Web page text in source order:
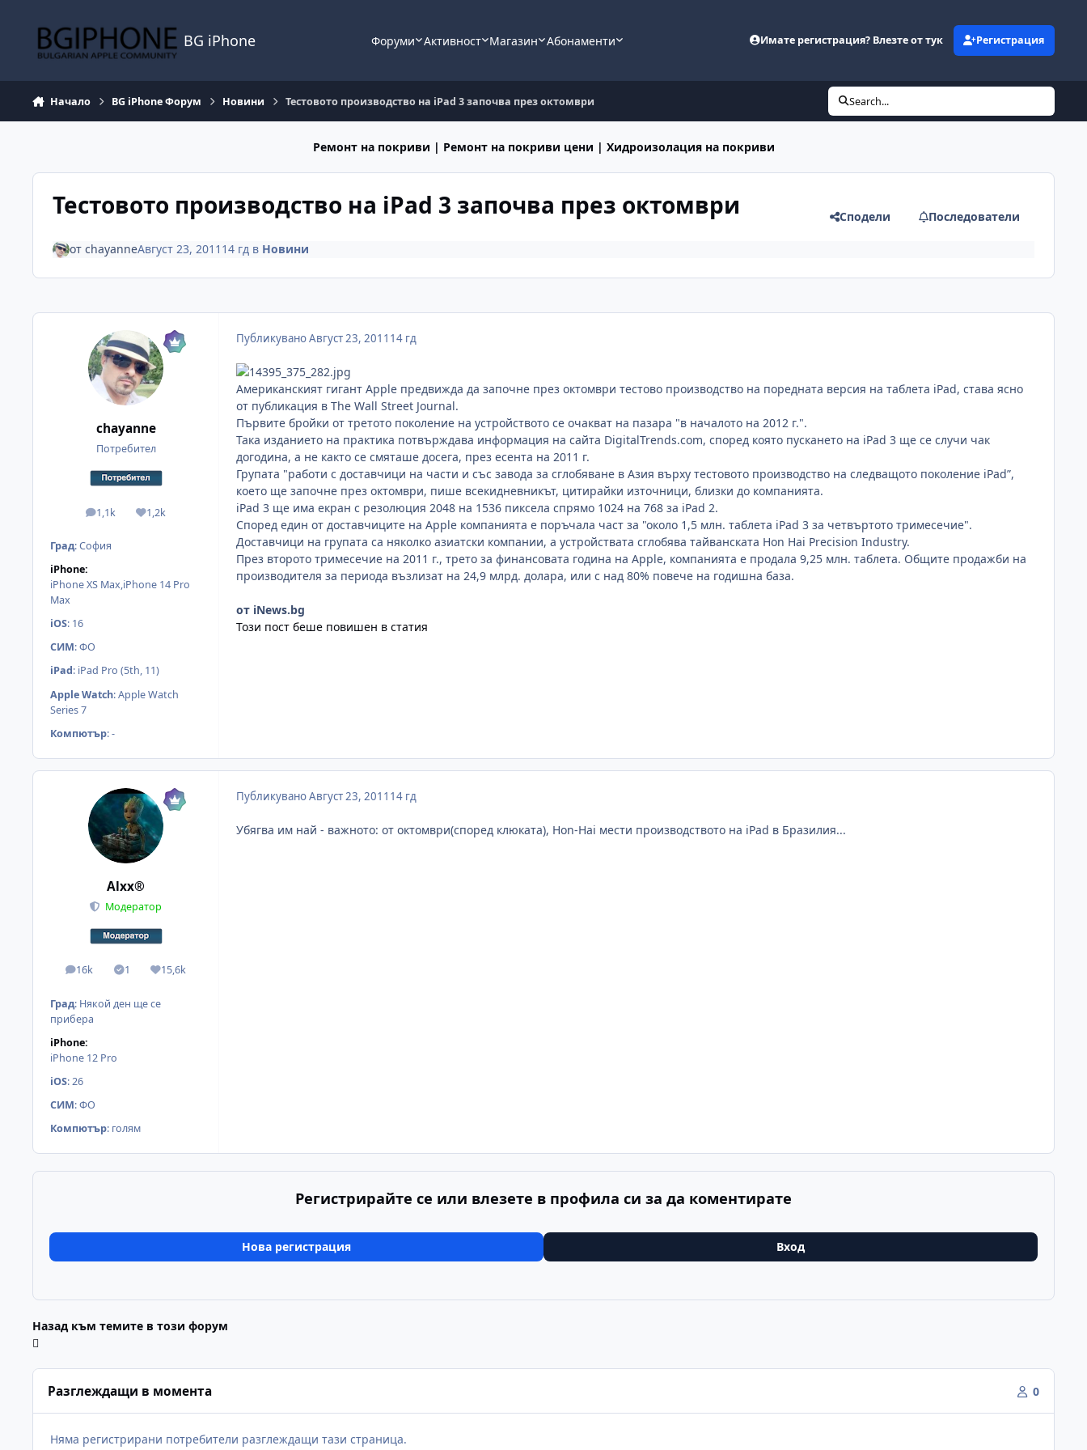
BG iPhone Форуми Активност Магазин Абонаменти Имате регистрация? Влезте от тук Регистрация
Начало BG iPhone Форум Новини Тестовото производство на iPad 3 започва през октомври Search...
Ремонт на покриви | Ремонт на покриви цени | Хидроизолация на покриви
Тестовото производство на iPad 3 започва през октомври Сподели Последователи
от chayanneАвгуст 23, 2011 14 гдв Новини
chayanne
Потребител
1,1k
мнения 1,2k
Reputation
Град:София
iPhone:
iPhone XS Max,iPhone 14 Pro
Max
iOS: 16
СИМ:ФО
iPad: iPad Pro (5th, 11)
Apple Watch:Apple Watch
Series 7
Компютър:-
ПубликуваноАвгуст 23, 2011 14 гд
Американският гигант Apple предвижда да започне през октомври тестово производство на поредната версия на таблета iPad, става ясно
от публикация в The Wall Street Journal.
Първите бройки от третото поколение на устройството се очакват на пазара "в началото на 2012 г.".
Така изданието на практика потвърждава информация на сайта DigitalTrends.com, според която пускането на iPad 3 ще се случи чак
догодина, а не както се смяташе досега, през есента на 2011 г.
Групата "работи с доставчици на части и със завода за сглобяване в Азия върху тестовото производство на следващото поколение iPad”,
което ще започне през октомври, пише всекидневникът, цитирайки източници, близки до компанията.
iPad 3 ще има екран с резолюция 2048 на 1536 пиксела спрямо 1024 на 768 за iPad 2.
Според един от доставчиците на Apple компанията е поръчала част за "около 1,5 млн. таблета iPad 3 за четвъртото тримесечие".
Доставчици на групата са няколко азиатски компании, а устройствата сглобява тайванската Hon Hai Precision Industry.
През второто тримесечие на 2011 г., трето за финансовата година на Apple, компанията е продала 9,25 млн. таблета. Общите продажби на
производителя за периода възлизат на 24,9 млрд. долара, или с над 80% повече на годишна база.
от iNews.bg
Този пост беше повишен в статия
Alxx®
Модератор
16k
мнения 1
Solutions15,6k
Reputation
Град: Някой ден ще се
прибера
iPhone:
iPhone 12 Pro
iOS:26
СИМ:ФО
Компютър: голям
ПубликуваноАвгуст 23, 2011 14 гд
Убягва им най - важното: от октомври(според клюката), Hon-Hai мести производството на iPad в Бразилия...
Регистрирайте се или влезете в профила си за да коментирате
Нова регистрация Вход
Назад към темите в този форум
Разглеждащи в момента 0
Няма регистрирани потребители разглеждащи тази страница.